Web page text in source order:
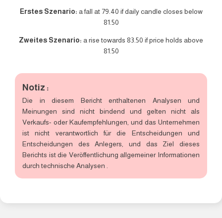
Erstes Szenario: a fall at 79.40 if daily candle closes below
81.50
Zweites Szenario: a rise towards 83.50 if price holds above
81.50
Notiz :
Die in diesem Bericht enthaltenen Analysen und
Meinungen sind nicht bindend und gelten nicht als
Verkaufs- oder Kaufempfehlungen, und das Unternehmen
ist nicht verantwortlich für die Entscheidungen und
Entscheidungen des Anlegers, und das Ziel dieses
Berichts ist die Veröffentlichung allgemeiner Informationen
durch technische Analysen .